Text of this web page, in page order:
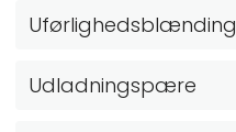
Uførlighedsblænding
Udladningspære